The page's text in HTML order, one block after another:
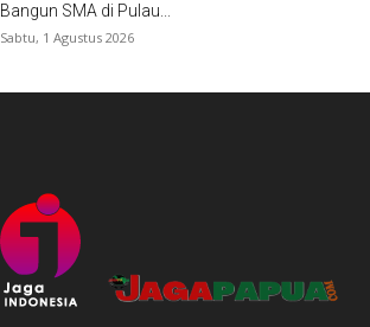
Bangun SMA di Pulau...
Sabtu, 1 Agustus 2026